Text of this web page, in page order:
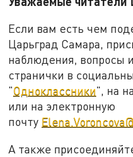
Если вам есть чем
Царьград Самара,
наблюдения, вопросы
странички в
"Одноклассники", на
или на электронную
почту
А также